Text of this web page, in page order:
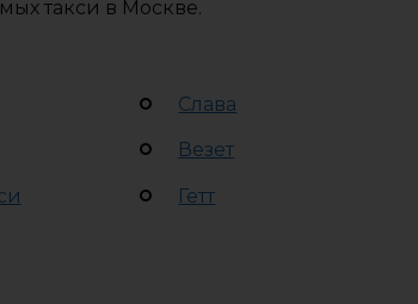
такси в Москве.
Слава
Везет
Гетт